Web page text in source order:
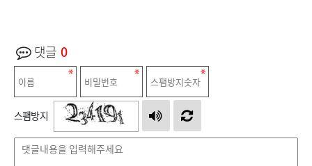
댓글 0
스팸방지